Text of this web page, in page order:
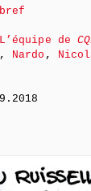
L’équipe de
, Nardo ,